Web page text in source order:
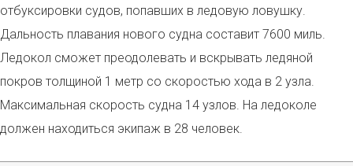
отбуксировки судов, попавших в ледовую ловушку.
Дальность плавания нового судна составит 7600 миль.
Ледокол сможет преодолевать и вскрывать ледяной
покров толщиной 1 метр со скоростью хода в 2 узла.
Максимальная скорость судна 14 узлов. На ледоколе
должен находиться экипаж в 28 человек.